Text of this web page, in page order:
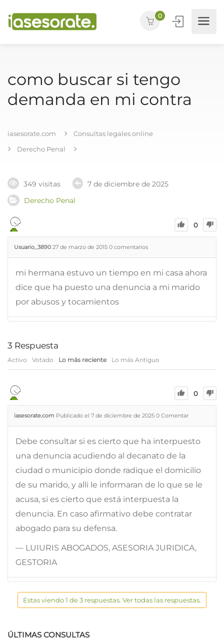
0
como buscar si tengo
demanda en mi contra
iasesorate.com
Consultas legales online
Derecho Penal
349 visitas
7 de diciembre de 2025
Derecho Penal
0
Usuario_3890 27 de marzo de 2015 0 comentarios
mi hermana estuvo un tiempo en mi casa ahora
dice que ha puesto una denuncia a mi marido
por abusos y tocamientos
3 Respuesta
Activo Votado Lo más reciente Lo más Antiguo
0
iasesorate.com Publicado el 7 de diciembre de 2025 0 Comentar
Debe consultar si es cierto que ha interpuesto
una denuncia acudiendo al decanato de la
ciudad o municipio donde radique el domicilio
de su marido, y alli le informaran de lo que se le
acusa, si es cierto que está interpuesta la
denuncia. En caso afirmativo debe contratar
abogado para su defensa.
— LUIURIS ABOGADOS, ASESORIA JURIDICA,
GESTORIA
Estas viendo 1 de 3 respuestas. Ver todas las respuestas.
ÚLTIMAS CONSULTAS